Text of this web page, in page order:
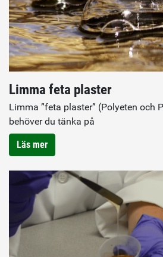
Limma feta plaster
Limma ”feta plaster” (Polyeten och
behöver du tänka på
Läs mer